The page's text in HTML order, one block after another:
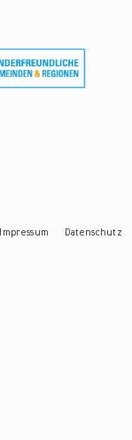
Impressum
Datenschutz